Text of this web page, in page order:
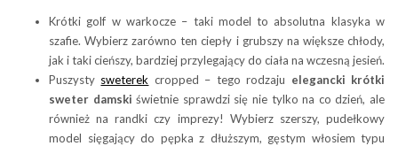
Krótki golf w warkocze – taki model to absolutna klasyka w
szafie. Wybierz zarówno ten ciepły i grubszy na większe chłody,
jak i taki cieńszy, bardziej przylegający do ciała na wczesną jesień.
Puszysty sweterek cropped – tego rodzaju elegancki krótki
sweter damski świetnie sprawdzi się nie tylko na co dzień, ale
również na randki czy imprezy! Wybierz szerszy, pudełkowy
model sięgający do pępka z dłuższym, gęstym włosiem typu